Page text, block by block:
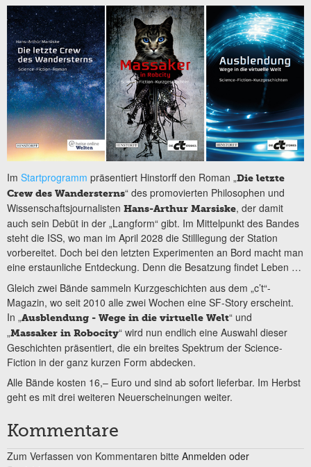
Im Startprogramm präsentiert Hinstorff den Roman „Die letzte
Crew des Wandersterns“ des promovierten Philosophen und
Wissenschaftsjournalisten Hans-Arthur Marsiske, der damit
auch sein Debüt in der „Langform“ gibt. Im Mittelpunkt des Bandes
steht die ISS, wo man im April 2028 die Stilllegung der Station
vorbereitet. Doch bei den letzten Experimenten an Bord macht man
eine erstaunliche Entdeckung. Denn die Besatzung findet Leben …
Gleich zwei Bände sammeln Kurzgeschichten aus dem „c’t“-
Magazin, wo seit 2010 alle zwei Wochen eine SF-Story erscheint.
In „Ausblendung - Wege in die virtuelle Welt“ und
„Massaker in Robocity“ wird nun endlich eine Auswahl dieser
Geschichten präsentiert, die ein breites Spektrum der Science-
Fiction in der ganz kurzen Form abdecken.
Alle Bände kosten 16,– Euro und sind ab sofort lieferbar. Im Herbst
geht es mit drei weiteren Neuerscheinungen weiter.
Kommentare
Zum Verfassen von Kommentaren bitte Anmelden oder